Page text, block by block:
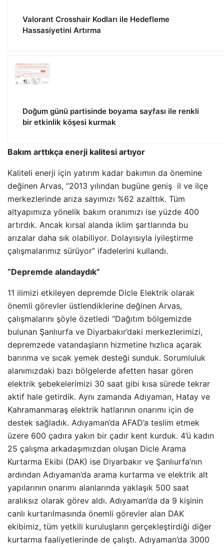
Valorant Crosshair Kodları ile Hedefleme
Hassasiyetini Artırma
Doğum günü partisinde boyama sayfası ile renkli
bir etkinlik köşesi kurmak
Bakım arttıkça enerji kalitesi artıyor
Kaliteli enerji için yatırım kadar bakımın da önemine
değinen Arvas, “2013 yılından bugüne geniş il ve ilçe
merkezlerinde arıza sayımızı %62 azalttık. Tüm
altyapımıza yönelik bakım oranımızı ise yüzde 400
artırdık. Ancak kırsal alanda iklim şartlarında bu
arızalar daha sık olabiliyor. Dolayısıyla iyileştirme
çalışmalarımız sürüyor” ifadelerini kullandı.
“Depremde alandaydık”
11 ilimizi etkileyen depremde Dicle Elektrik olarak
önemli görevler üstlendiklerine değinen Arvas,
çalışmalarını şöyle özetledi “Dağıtım bölgemizde
bulunan Şanlıurfa ve Diyarbakır’daki merkezlerimizi,
depremzede vatandaşların hizmetine hızlıca açarak
barınma ve sıcak yemek desteği sunduk. Sorumluluk
alanımızdaki bazı bölgelerde afetten hasar gören
elektrik şebekelerimizi 30 saat gibi kısa sürede tekrar
aktif hale getirdik. Aynı zamanda Adıyaman, Hatay ve
Kahramanmaraş elektrik hatlarının onarımı için de
destek sağladık. Adıyaman’da AFAD’a teslim etmek
üzere 600 çadıra yakın bir çadır kent kurduk. 4’ü kadın
25 çalışma arkadaşımızdan oluşan Dicle Arama
Kurtarma Ekibi (DAK) ise Diyarbakır ve Şanlıurfa’nın
ardından Adıyaman’da arama kurtarma ve elektrik alt
yapılarının onarımı alanlarında yaklaşık 500 saat
aralıksız olarak görev aldı. Adıyaman’da da 9 kişinin
canlı kurtarılmasında önemli görevler alan DAK
ekibimiz, tüm yetkili kuruluşların gerçekleştirdiği diğer
kurtarma faaliyetlerinde de çalıştı. Adıyaman’da 3000